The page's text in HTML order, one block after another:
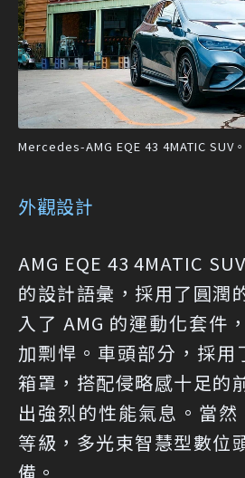
Mercedes-AMG EQE 43 4MATIC SUV
外觀設計
AMG EQE 43 4MATIC
的設計語彙，採用了圓潤
入了 AMG 的運動化套件
加剽悍。車頭部分，採用
箱罩，搭配侵略感十足的
出強烈的性能氣息。當然
等級，多光束智慧型數位
備。